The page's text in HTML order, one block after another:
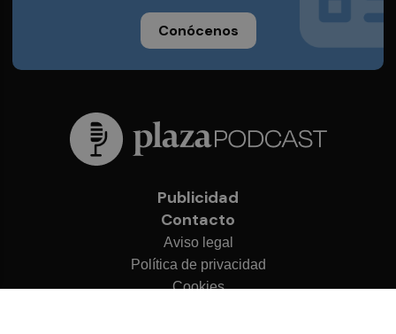
Conócenos
Publicidad
Contacto
Aviso legal
Política de privacidad
Cookies